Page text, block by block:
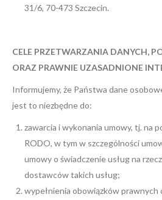
31/6, 70-473 Szczecin.
CELE PRZETWARZANIA DANYCH,
ORAZ PRAWNIE UZASADNIONE
Informujemy, że Państwa dane
jest to niezbędne do:
zawarcia i wykonania umowy, tj. na
RODO, w tym w szczególności
umowy o świadczenie usług na
dostawców takich usług;
wypełnienia obowiązków prawnych